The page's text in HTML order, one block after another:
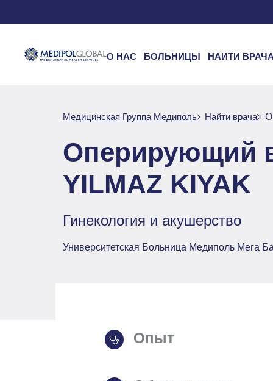
О НАС БОЛЬНИЦЫ НАЙТИ ВРАЧА
Медицинская Группа Медиполь Найти врача
Оперирующий
YILMAZ KIYAK
Гинекология и акушерство
Университетская Больница Медиполь Мега
Опыт